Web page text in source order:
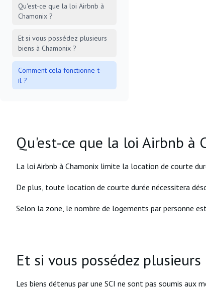
Qu'est-ce que la loi Airbnb à
Chamonix ?
Et si vous possédez plusieurs
biens à Chamonix ?
Comment cela fonctionne-t-
il ?
Qu'est-ce que la loi Airbnb à
La loi Airbnb à Chamonix limite la location de courte
De plus, toute location de courte durée nécessitera
Selon la zone, le nombre de logements par personne
Et si vous possédez
Les biens détenus par une SCI ne sont pas soumis